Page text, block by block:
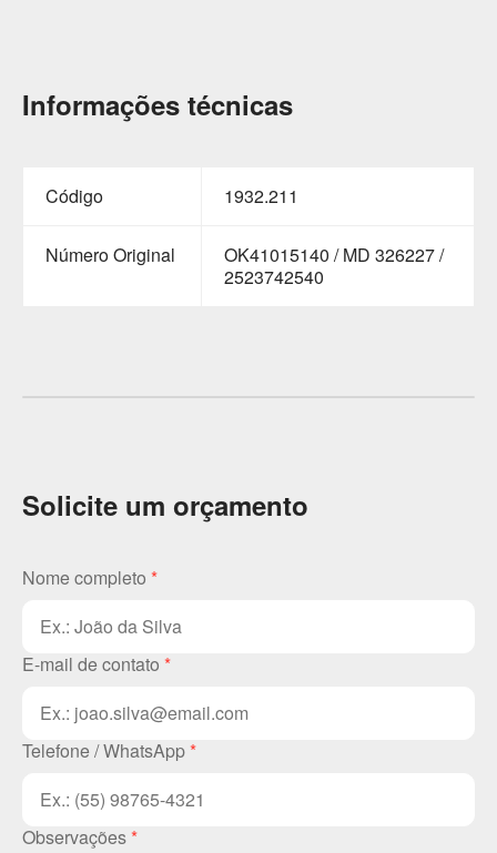
Informações técnicas
Código 1932.211
Número Original
OK41015140 / MD 326227 /
2523742540
Solicite um orçamento
Nome completo *
E-mail de contato *
Telefone / WhatsApp *
Observações *